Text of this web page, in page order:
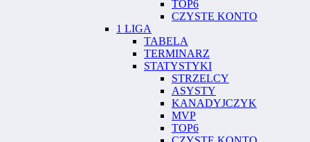
TOP6
CZYSTE KONTO
1 LIGA
TABELA
TERMINARZ
STATYSTYKI
STRZELCY
ASYSTY
KANADYJCZYK
MVP
TOP6